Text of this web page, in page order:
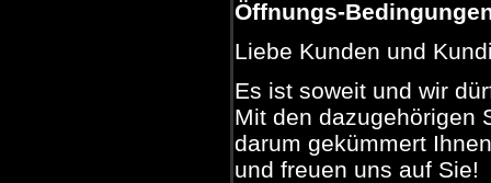
Öffnungs-
Liebe Kunden und
Es ist soweit und wir
Mit den dazugehörigen
darum gekümmert
und freuen uns auf Sie!